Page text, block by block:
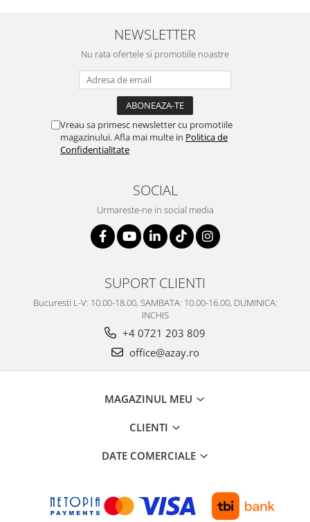
NEWSLETTER
Nu rata ofertele si promotiile noastre
Vreau sa primesc newsletter cu promotiile
magazinului. Afla mai multe in Politica de
Confidentialitate
SOCIAL
Urmareste-ne in social media
SUPORT CLIENTI
Bucuresti L-V: 10.00-18.00, SAMBATA: 10.00-16.00, DUMINICA:
INCHIS
+4 0721 203 809
office@azay.ro
MAGAZINUL MEU
CLIENTI
DATE COMERCIALE